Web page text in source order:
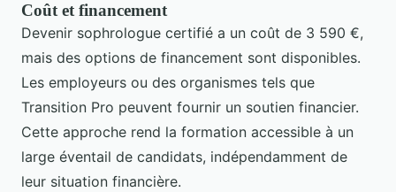
Coût et financement
Devenir sophrologue certifié a un coût de 3 590 €,
mais des options de financement sont disponibles.
Les employeurs ou des organismes tels que
Transition Pro peuvent fournir un soutien financier.
Cette approche rend la formation accessible à un
large éventail de candidats, indépendamment de
leur situation financière.